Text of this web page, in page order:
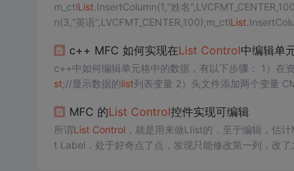
m_ctlList.InsertColumn(1,“姓名
n(3,“英语”,LVCFMT_CENTER,100);m_ctlList
c++ MFC 如何实现在List Control中编辑单
c++中如何编辑
st;//显示数据的list
MFC 的List Control控件实现可编辑
所谓List Control，就是用来做LIist的，至于编辑，估
t Label，处于好奇点了点，发现只能修改第一列，改